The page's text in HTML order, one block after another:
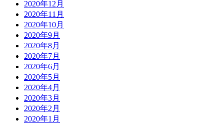
2020年12月
2020年11月
2020年10月
2020年9月
2020年8月
2020年7月
2020年6月
2020年5月
2020年4月
2020年3月
2020年2月
2020年1月